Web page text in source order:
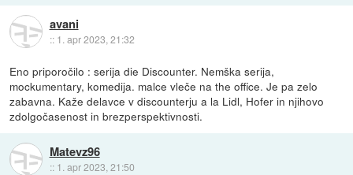
avani
:: 1. apr 2023, 21:32
Eno priporočilo : serija die Discounter. Nemška serija,
mockumentary, komedija. malce vleče na the office. Je pa zelo
zabavna. Kaže delavce v discounterju a la Lidl, Hofer in njihovo
zdolgočasenost in brezperspektivnosti.
Matevz96
:: 1. apr 2023, 21:50